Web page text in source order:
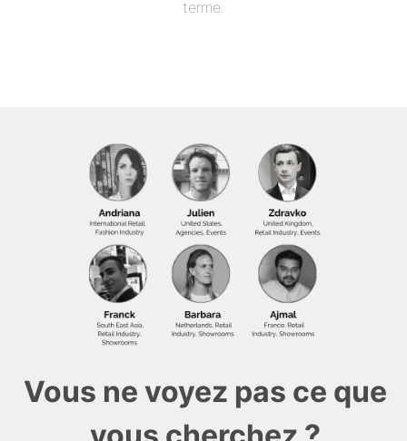
terme.
Vous ne voyez pas ce que